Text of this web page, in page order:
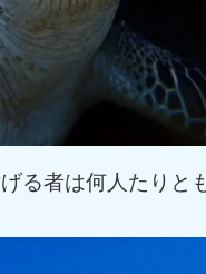
る者は何人たりと